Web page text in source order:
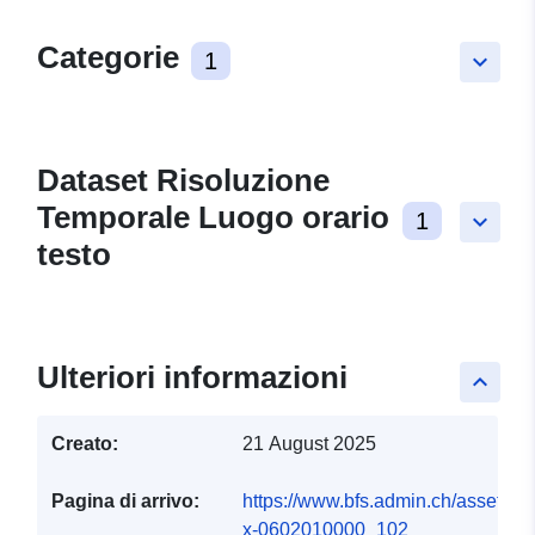
keyboard_arrow_down
Categorie 1
keyboard_arrow_down
Dataset Risoluzione
Temporale Luogo orario
testo
1
keyboard_arrow_up
Ulteriori informazioni
Creato: 21 August 2025
Pagina di arrivo:
https://www.bfs.admin.ch/asset/
x-0602010000_102